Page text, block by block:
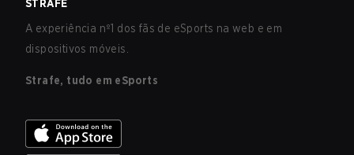
STRAFE
A experiência nº1 dos fãs de eSports na web e em
dispositivos móveis.
Strafe, tudo em eSports